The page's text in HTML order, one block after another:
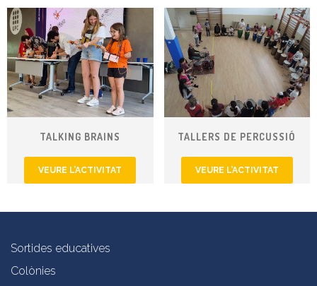
TALKING BRAINS
VEURE L’ACTIVITAT
TALLERS DE PERCUSSIÓ
VEURE L’ACTIVITAT
Sortides educatives
Colònies